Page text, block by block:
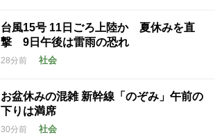
台風15号 11日ごろ上陸か 夏休みを直
撃 9日午後は雷雨の恐れ
28分前 社会
お盆休みの混雑 新幹線「のぞみ」午前の
下りは満席
30分前 社会